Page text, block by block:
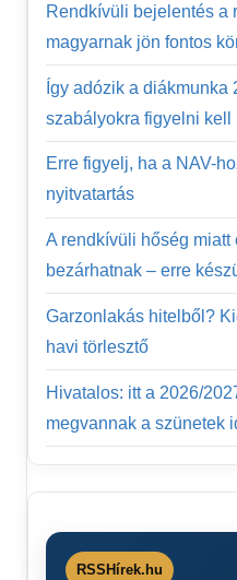
Rendkívüli bejelentés a
magyarnak jön fontos
Így adózik a diákmunka
szabályokra figyelni kell
Erre figyelj, ha a NAV-
nyitvatartás
A rendkívüli hőség
bezárhatnak – erre
Garzonlakás hitelből?
havi törlesztő
Hivatalos: itt a 2026/
megvannak a szünetek
RSSHírek.hu